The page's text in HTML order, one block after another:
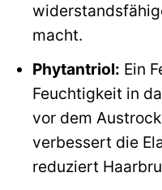
macht.
Phytantriol: Ein
Feuchtigkeit in
vor dem
verbessert die
reduziert